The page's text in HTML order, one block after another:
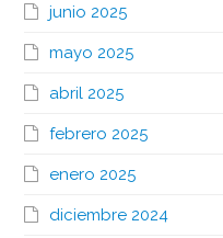
junio 2025
mayo 2025
abril 2025
febrero 2025
enero 2025
diciembre 2024